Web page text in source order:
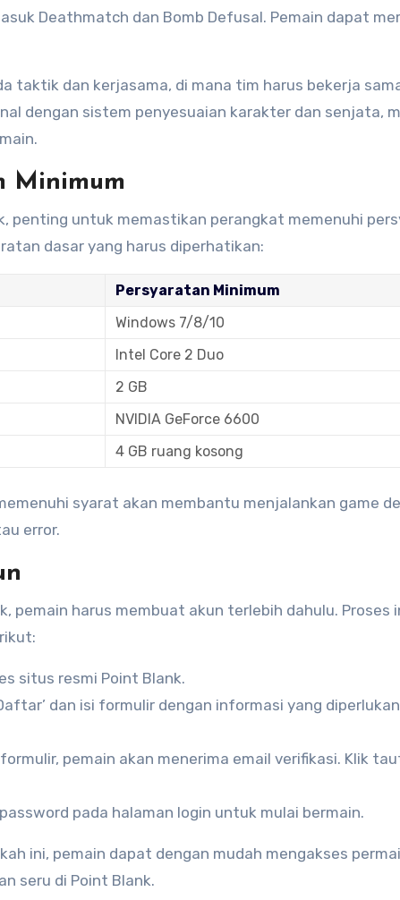
Deathmatch dan Bomb Defusal. Pemain dapat
taktik dan kerjasama, di mana tim harus bekerja
dengan sistem penyesuaian karakter dan senjata,
Minimum
penting untuk memastikan perangkat memenuhi
dasar yang harus diperhatikan:
Persyaratan Minimum
Windows 7/8/10
Intel Core 2 Duo
2 GB
NVIDIA GeForce 6600
4 GB ruang kosong
syarat akan membantu menjalankan game
error.
pemain harus membuat akun terlebih dahulu. Proses
situs resmi Point Blank.
dan isi formulir dengan informasi yang
pemain akan menerima email verifikasi. Klik
pada halaman login untuk mulai bermain.
ini, pemain dapat dengan mudah mengakses
seru di Point Blank.